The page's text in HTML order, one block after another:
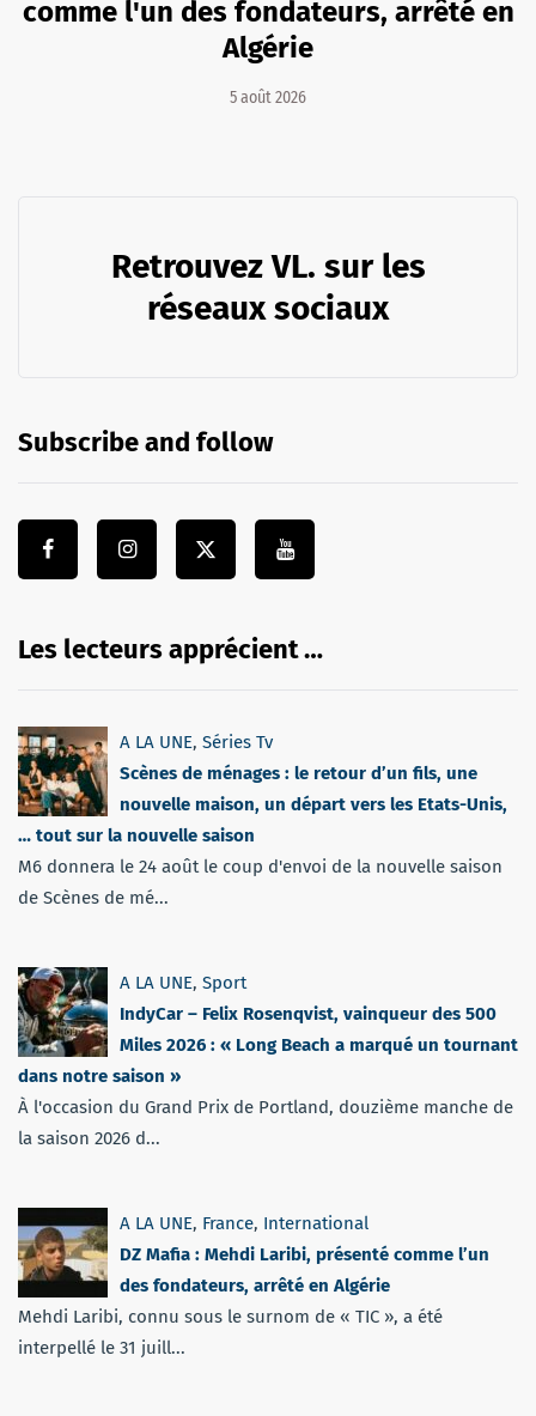
comme l'un des fondateurs, arrêté en
Algérie
5 août 2026
Retrouvez VL. sur les
réseaux sociaux
Subscribe and follow
Les lecteurs apprécient …
A LA UNE, Séries Tv
Scènes de ménages : le retour d’un fils, une
nouvelle maison, un départ vers les Etats-Unis,
… tout sur la nouvelle saison
M6 donnera le 24 août le coup d'envoi de la nouvelle saison
de Scènes de mé...
A LA UNE, Sport
IndyCar – Felix Rosenqvist, vainqueur des 500
Miles 2026 : « Long Beach a marqué un tournant
dans notre saison »
À l'occasion du Grand Prix de Portland, douzième manche de
la saison 2026 d...
A LA UNE, France, International
DZ Mafia : Mehdi Laribi, présenté comme l’un
des fondateurs, arrêté en Algérie
Mehdi Laribi, connu sous le surnom de « TIC », a été
interpellé le 31 juill...